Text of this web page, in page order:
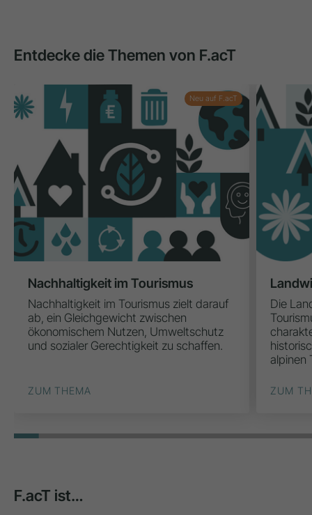
Entdecke die Themen von F.acT
Nachhaltigkeit im Tourismus
Nachhaltigkeit im Tourismus zielt darauf
ab, ein Gleichgewicht zwischen
ökonomischem Nutzen, Umweltschutz
und sozialer Gerechtigkeit zu schaffen.
ZUM THEMA
Neu auf F.acT
Die
alpinen
ZUM
F.acT ist…